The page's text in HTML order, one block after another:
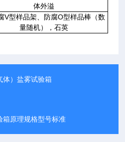
体外溢
型样品架、防腐O型样品棒（数
量随机），石英
体）盐雾试验箱
箱原理规格型号标准